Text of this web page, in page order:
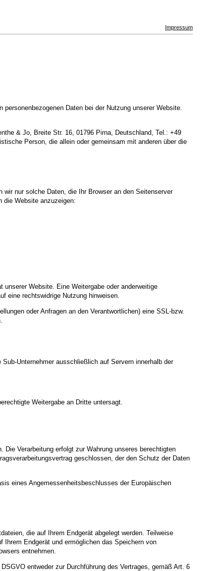
Impressum
Daten bei der Nutzung unserer Website.
& Jo, Breite Str. 16, 01796 Pirna, Deutschland, Tel.: +49
Person, die allein oder gemeinsam mit anderen über die
nur solche Daten, die Ihr Browser an den Seitenserver
die Website anzuzeigen:
Website. Eine Weitergabe oder anderweitige
eine rechtswidrige Nutzung hinweisen.
oder Anfragen an den Verantwortlichen) eine SSL-bzw.
Unternehmer ausschließlich auf Servern innerhalb der
Weitergabe an Dritte untersagt.
Verarbeitung erfolgt zur Wahrung unseres berechtigten
geschlossen, der den Schutz der Daten
eines Angemessenheitsbeschlusses der Europäischen
die auf Ihrem Endgerät abgelegt werden. Teilweise
Ihrem Endgerät und ermöglichen das Speichern von
entnehmen.
entweder zur Durchführung des Vertrages, gemäß Art. 6